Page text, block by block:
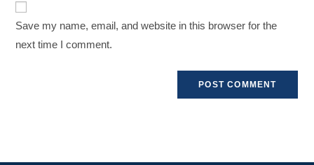
Save my name, email, and website in this browser for the
next time I comment.